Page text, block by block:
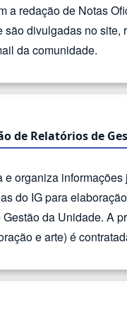
a redação de Notas
são divulgadas no site,
da comunidade.
de Relatórios de
e organiza informações
do IG para
da Unidade. A
e arte) é